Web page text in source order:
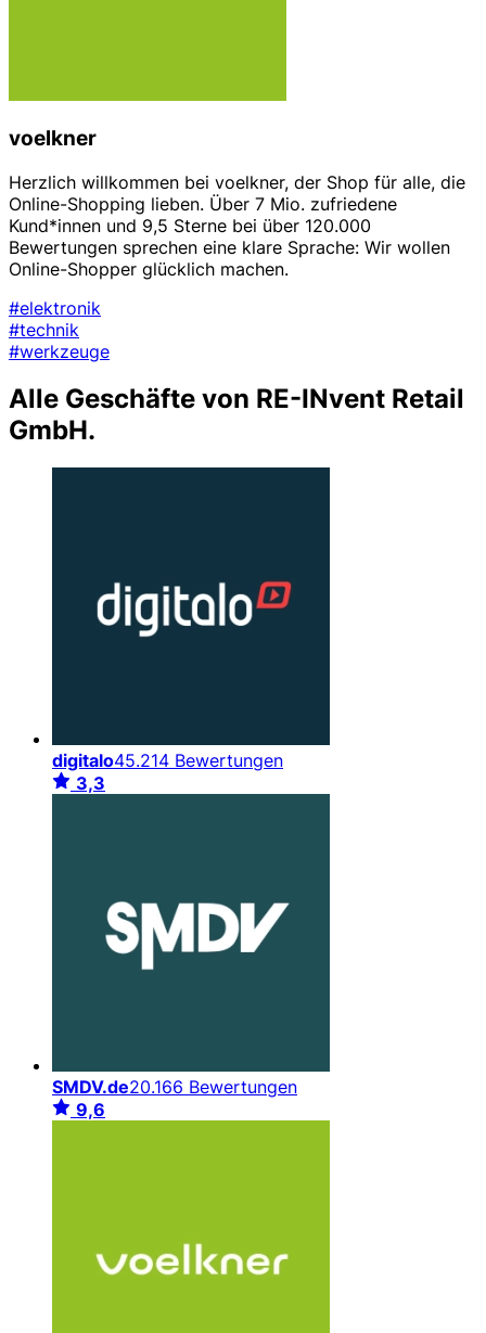
voelkner
Herzlich willkommen bei voelkner, der Shop für alle, die
Online-Shopping lieben. Über 7 Mio. zufriedene
Kund*innen und 9,5 Sterne bei über 120.000
Bewertungen sprechen eine klare Sprache: Wir wollen
Online-Shopper glücklich machen.
#elektronik
#technik
#werkzeuge
Alle Geschäfte von RE-INvent Retail
GmbH.
digitalo45.214 Bewertungen
3,3
SMDV.de20.166 Bewertungen
9,6